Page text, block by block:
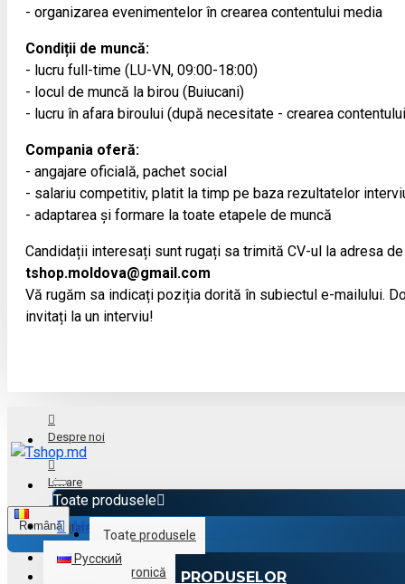
- organizarea evenimentelor în crearea contentului media
Condiții de muncă:
- lucru full-time (LU-VN, 09:00-18:00)
- locul de muncă la birou (Buiucani)
- lucru în afara biroului (după necesitate - crearea
Compania oferă:
- angajare oficială, pachet social
- salariu competitiv, platit la timp pe baza rezultatelor
- adaptarea și formare la toate etapele de muncă
Candidații interesați sunt rugați sa trimită CV-ul la adresa
tshop.moldova@gmail.com
Vă rugăm sa indicați poziția dorită în subiectul e-mailului.
invitați la un interviu!
Despre noi
Livrare
Achitare
Toate produsele
Toate produsele
Electronică
Română
Русский
Menu
CATALOGUL PRODUSELOR